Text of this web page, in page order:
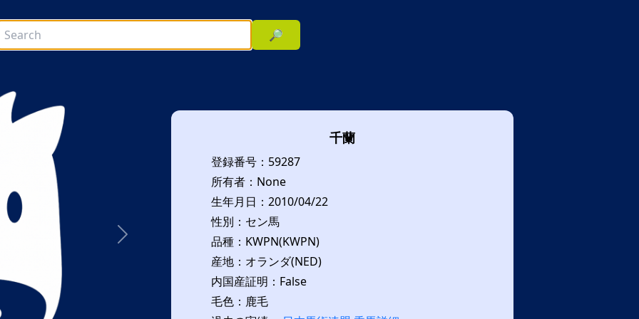
🔎
次へ
千蘭
登録番号：59287
所有者：None
生年月日：2010/04/22
性別：セン馬
品種：KWPN(KWPN)
産地：オランダ(NED)
内国産証明：False
毛色：鹿毛